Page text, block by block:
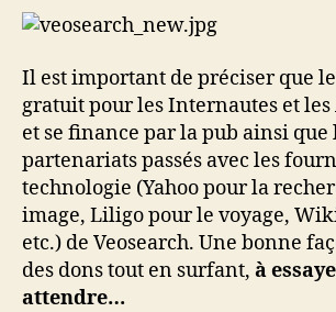
Il est important de préciser que
gratuit pour les Internautes et les
et se finance par la pub ainsi que
partenariats passés avec les
technologie (Yahoo pour la
image, Liligo pour le voyage,
etc.) de Veosearch. Une bonne
des dons tout en surfant, à
attendre…